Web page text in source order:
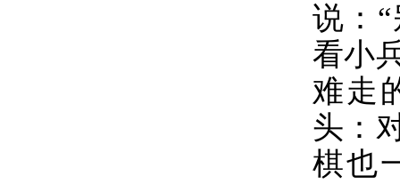
说：
看小
难走
头：
棋也